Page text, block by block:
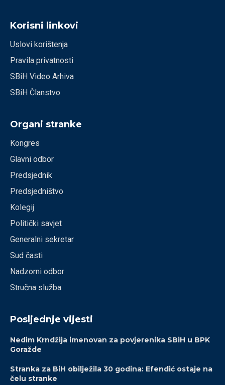
Korisni linkovi
Uslovi korištenja
Pravila privatnosti
SBiH Video Arhiva
SBiH Članstvo
Organi stranke
Kongres
Glavni odbor
Predsjednik
Predsjedništvo
Kolegij
Politički savjet
Generalni sekretar
Sud časti
Nadzorni odbor
Stručna služba
Posljednje vijesti
Nedim Krndžija imenovan za povjerenika SBiH u BPK
Goražde
Stranka za BiH obilježila 30 godina: Efendić ostaje na
čelu stranke